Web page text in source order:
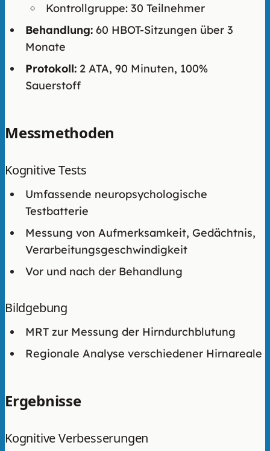
Kontrollgruppe: 30 Teilnehmer
Behandlung: 60 HBOT-Sitzungen über 3
Monate
Protokoll: 2 ATA, 90 Minuten, 100%
Sauerstoff
Messmethoden
Kognitive Tests
Umfassende neuropsychologische
Testbatterie
Messung von Aufmerksamkeit, Gedächtnis,
Verarbeitungsgeschwindigkeit
Vor und nach der Behandlung
Bildgebung
MRT zur Messung der Hirndurchblutung
Regionale Analyse verschiedener Hirnareale
Ergebnisse
Kognitive Verbesserungen